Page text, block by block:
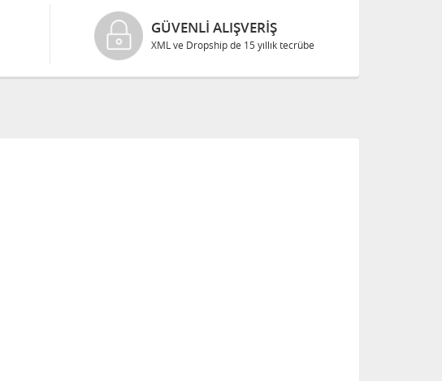
GÜVENLI ALIŞVERIŞ
XML ve Dropship de 15 yıllık tecrübe